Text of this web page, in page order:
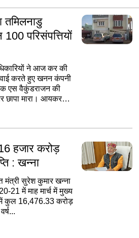
तमिलनाडु
परिसंपत्तियों
ने आज कर की
करते हुए खनन कंपनी
एस वैकुंडराजन की
मारा। आयकर
हजार करोड़
: खन्ना
सुरेश कुमार खन्ना
21 में माह मार्च में मुख्य
में कुल 16,476.33 करोड़